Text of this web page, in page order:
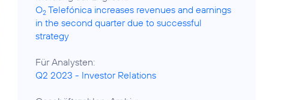
O2 Telefónica increases revenues and earnings
in the second quarter due to successful
strategy
Q2 2023 - Investor Relations